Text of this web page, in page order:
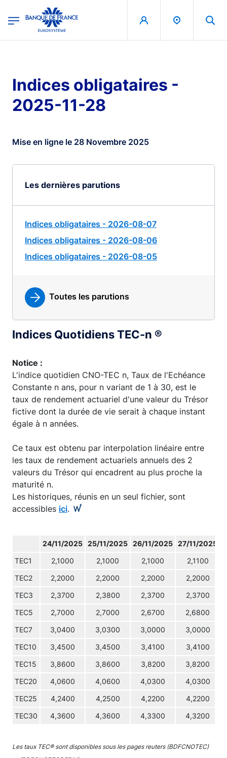
Banque de France - Menu Principal
Indices obligataires -
2025-11-28
Mise en ligne le 28 Novembre 2025
Les dernières parutions
Indices obligataires - 2026-08-07
Indices obligataires - 2026-08-06
Indices obligataires - 2026-08-05
Toutes les parutions
Indices Quotidiens TEC-n ®
Notice :
L'indice quotidien CNO-TEC n, Taux de l'Echéance
Constante n ans, pour n variant de 1 à 30, est le
taux de rendement actuariel d'une valeur du Trésor
fictive dont la durée de vie serait à chaque instant
égale à n années.
Ce taux est obtenu par interpolation linéaire entre
les taux de rendement actuariels annuels des 2
valeurs du Trésor qui encadrent au plus proche la
maturité n.
Les historiques, réunis en un seul fichier, sont
accessibles ici.
24/11/2025 25/11/2025 26/11/2025 27/11/2025
TEC1 2,1000 2,1000 2,1000 2,1100
TEC2 2,2000 2,2000 2,2000 2,2000
TEC3 2,3700 2,3800 2,3700 2,3700
TEC5 2,7000 2,7000 2,6700 2,6800
TEC7 3,0400 3,0300 3,0000 3,0000
TEC10 3,4500 3,4500 3,4100 3,4100
TEC15 3,8600 3,8600 3,8200 3,8200
TEC20 4,0600 4,0600 4,0300 4,0300
TEC25 4,2400 4,2500 4,2200 4,2200
TEC30 4,3600 4,3600 4,3300 4,3200
Les taux TEC® sont disponibles sous les pages reuters (BDFCNOTEC)